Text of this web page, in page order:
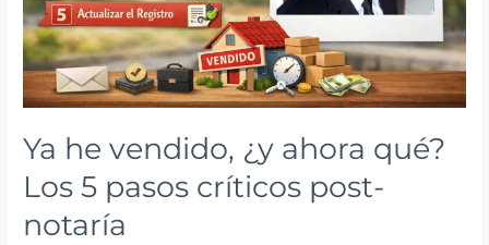
2026?
Ya he vendido, ¿y ahora qué?
Los 5 pasos críticos post-
notaría